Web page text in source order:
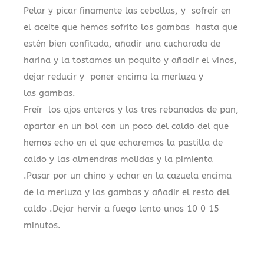
Pelar y picar finamente las cebollas, y sofreír en
el aceite que hemos sofrito los gambas hasta que
estén bien confitada, añadir una cucharada de
harina y la tostamos un poquito y añadir el vinos,
dejar reducir y poner encima la merluza y
las gambas.
Freír los ajos enteros y las tres rebanadas de pan,
apartar en un bol con un poco del caldo del que
hemos echo en el que echaremos la pastilla de
caldo y las almendras molidas y la pimienta
.Pasar por un chino y echar en la cazuela encima
de la merluza y las gambas y añadir el resto del
caldo .Dejar hervir a fuego lento unos 10 0 15
minutos.